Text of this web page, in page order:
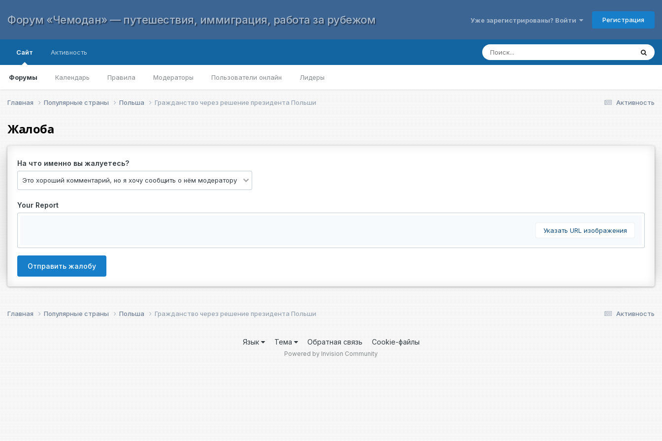
Форум «Чемодан» — путешествия, иммиграция, работа за рубежом Уже зарегистрированы? Войти Регистрация
Сайт
Форумы Календарь Правила Модераторы Пользователи онлайн Лидеры
Активность
Активность
Главная Популярные страны Польша Гражданство через решение президента Польши
Жалоба
На что именно вы жалуетесь?
Your Report
Указать URL изображения
Отправить жалобу
Активность
Главная Популярные страны Польша Гражданство через решение президента Польши
Язык Тема Обратная связь Cookie-файлы
Powered by Invision Community